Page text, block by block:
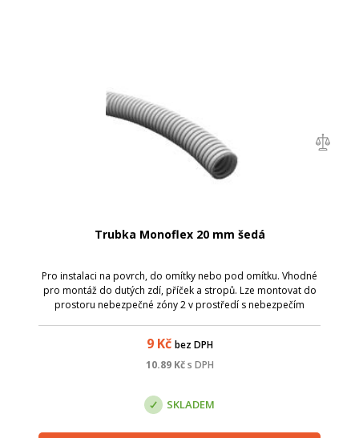
Trubka Monoflex 20 mm šedá
Pro instalaci na povrch, do omítky nebo pod omítku. Vhodné
pro montáž do dutých zdí, příček a stropů. Lze montovat do
prostoru nebezpečné zóny 2 v prostředí s nebezpečím
9Kč bez DPH
10.89Kč s DPH
SKLADEM